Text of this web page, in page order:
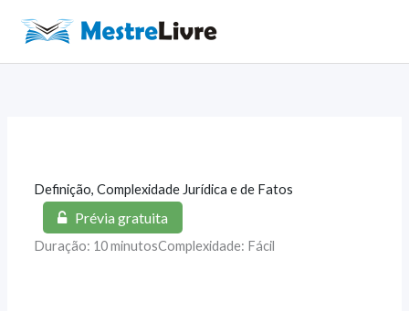
para
o
Definição, Complexidade Jurídica e de Fatos
Prévia gratuita
Duração: 10 minutosComplexidade: Fácil